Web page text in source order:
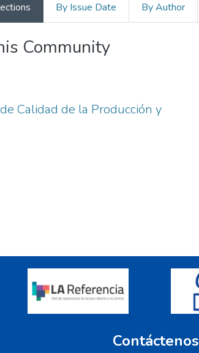
By Issue Date By Author
Community
Calidad de la Producción y
Contáctenos